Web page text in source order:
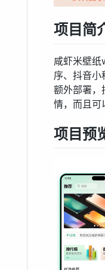
项目简
咸虾米壁
序、抖音小
额外部署，
情，而且可
项目预